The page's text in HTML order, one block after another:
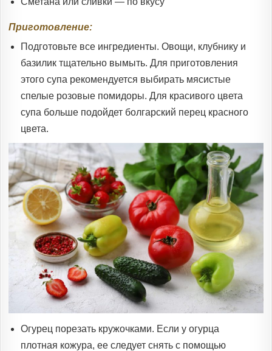
Приготовление:
Подготовьте все ингредиенты. Овощи, клубнику и
базилик тщательно вымыть. Для приготовления
этого супа рекомендуется выбирать мясистые
спелые розовые помидоры. Для красивого цвета
супа больше подойдет болгарский перец красного
цвета.
Огурец порезать кружочками. Если у огурца
плотная кожура, ее следует снять с помощью